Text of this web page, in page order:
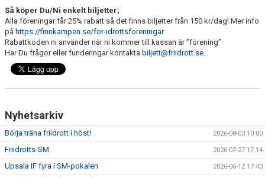
Så köper Du/Ni enkelt biljetter;
Alla föreningar får 25% rabatt så det finns biljetter från 150 kr/dag! Mer info
på https://finnkampen.se/for-idrottsforeningar
Rabattkoden ni använder när ni kommer till kassan är ”förening”
Har Du frågor eller funderingar kontakta biljett@friidrott.se.
Nyhetsarkiv
Börja träna friidrott i höst! 2026-08-03 10:00
Friidrotts-SM 2026-07-27 17:14
Upsala IF fyra i SM-pokalen 2026-06-12 17:43